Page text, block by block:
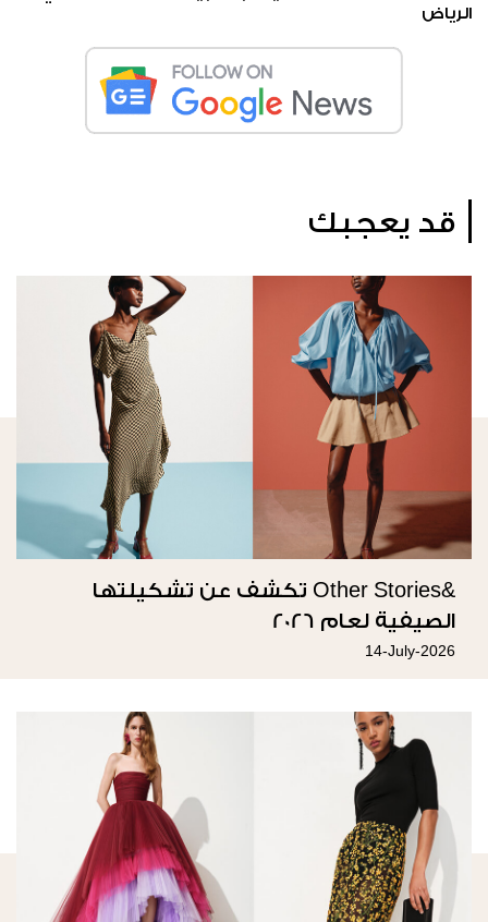
الرياض
قد يعجبك
&Other Stories تكشف عن تشكيلتها
الصيفية لعام 2026
14-July-2026